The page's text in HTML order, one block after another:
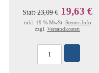
Statt23,09 € 19,63 €
inkl. 19 % MwSt. Steuer-Info
zzgl. Versandkosten